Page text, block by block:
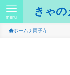
きゃの
menu
ホーム 両子寺